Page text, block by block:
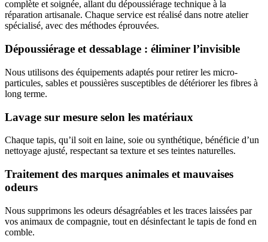
complète et soignée, allant du dépoussiérage technique à la
réparation artisanale. Chaque service est réalisé dans notre atelier
spécialisé, avec des méthodes éprouvées.
Dépoussiérage et dessablage : éliminer l’invisible
Nous utilisons des équipements adaptés pour retirer les micro-
particules, sables et poussières susceptibles de détériorer les fibres à
long terme.
Lavage sur mesure selon les matériaux
Chaque tapis, qu’il soit en laine, soie ou synthétique, bénéficie d’un
nettoyage ajusté, respectant sa texture et ses teintes naturelles.
Traitement des marques animales et mauvaises
odeurs
Nous supprimons les odeurs désagréables et les traces laissées par
vos animaux de compagnie, tout en désinfectant le tapis de fond en
comble.